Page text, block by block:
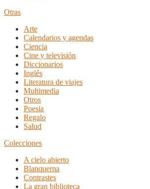
Otras
Arte
Calendarios y agendas
Ciencia
Cine y televisión
Diccionarios
Inglés
Literatura de viajes
Multimedia
Otros
Poesia
Regalo
Salud
Colecciones
A cielo abierto
Blanquerna
Contrastes
La gran biblioteca